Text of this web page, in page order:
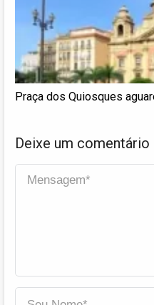
Praça dos Quiosques
Deixe um comentário